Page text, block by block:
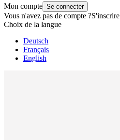
Mon compte Se connecter
Vous n'avez pas de compte ?S'inscrire
Choix de la langue
Deutsch
Français
English